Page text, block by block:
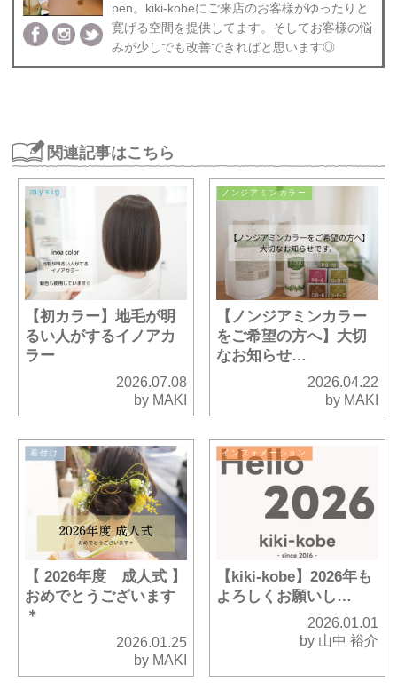
pen。kiki-kobeにご来店のお客様がゆったりと
寛げる空間を提供してます。そしてお客様の悩
みが少しでも改善できればと思います◎
関連記事はこちら
mysig
【初カラー】地毛が明
るい人がするイノアカ
ラー
2026.07.08
by MAKI
ノンジアミンカラー
【ノンジアミンカラー
をご希望の方へ】大切
なお知らせ…
2026.04.22
by MAKI
着付け
【 2026年度 成人式 】
おめでとうございます
＊
2026.01.25
by MAKI
インフォメーション
【kiki-kobe】2026年も
よろしくお願いし…
2026.01.01
by 山中 裕介